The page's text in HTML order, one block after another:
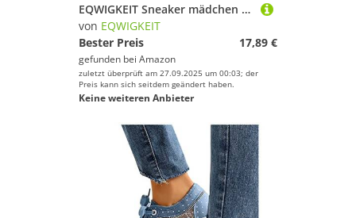
EQWIGKEIT Sneaker mädchen 28, Barfußschuhe Kinder Leicht Sneaker Junge Mädchen Barfussschuhe Unisex Sportschuhe Breite Trekkingschuhe rutschfest Atmungsaktiv Sommerschuhe Laufschuhe
von EQWIGKEIT
Bester Preis
17,89 €
gefunden bei Amazon
zuletzt überprüft am 27.09.2025 um 00:03; der
Preis kann sich seitdem geändert haben.
Keine weiteren Anbieter